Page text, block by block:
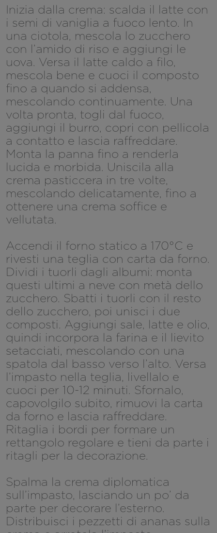
Inizia dalla crema: scalda il latte con
i semi di vaniglia a fuoco lento. In
una ciotola, mescola lo zucchero
con l’amido di riso e aggiungi le
uova. Versa il latte caldo a filo,
mescola bene e cuoci il composto
fino a quando si addensa,
mescolando continuamente. Una
volta pronta, togli dal fuoco,
aggiungi il burro, copri con pellicola
a contatto e lascia raffreddare.
Monta la panna fino a renderla
lucida e morbida. Uniscila alla
crema pasticcera in tre volte,
mescolando delicatamente, fino a
ottenere una crema soffice e
vellutata.
Accendi il forno statico a 170°C e
rivesti una teglia con carta da forno.
Dividi i tuorli dagli albumi: monta
questi ultimi a neve con metà dello
zucchero. Sbatti i tuorli con il resto
dello zucchero, poi unisci i due
composti. Aggiungi sale, latte e olio,
quindi incorpora la farina e il lievito
setacciati, mescolando con una
spatola dal basso verso l’alto. Versa
l’impasto nella teglia, livellalo e
cuoci per 10-12 minuti. Sfornalo,
capovolgilo subito, rimuovi la carta
da forno e lascia raffreddare.
Ritaglia i bordi per formare un
rettangolo regolare e tieni da parte i
ritagli per la decorazione.
Spalma la crema diplomatica
sull’impasto, lasciando un po’ da
parte per decorare l’esterno.
Distribuisci i pezzetti di ananas sulla